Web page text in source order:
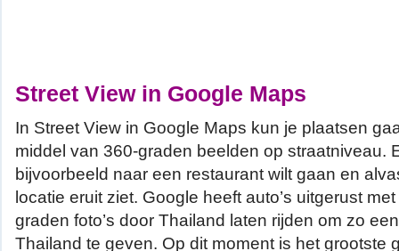
Street View in Google Maps
In Street View in Google Maps kun je plaatsen
middel van 360-graden beelden op straatniveau.
bijvoorbeeld naar een restaurant wilt gaan en
locatie eruit ziet. Google heeft auto’s uitgerust
graden foto’s door Thailand laten rijden om zo
Thailand te geven. Op dit moment is het grootste